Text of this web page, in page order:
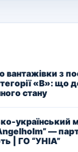
вантажівки з
«В»: що
стану
український
—
| ГО “УНІА”